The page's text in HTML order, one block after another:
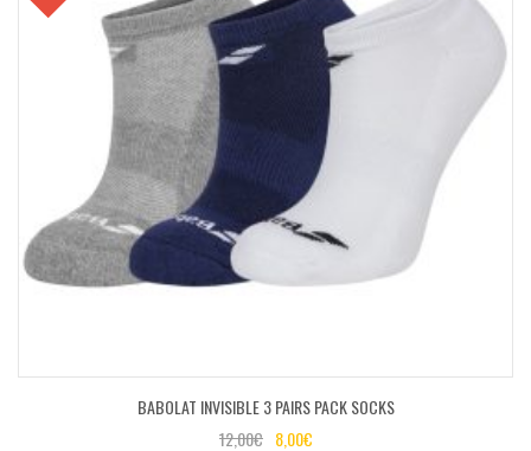
BABOLAT INVISIBLE 3 PAIRS PACK SOCKS
12,00€ 8,00€